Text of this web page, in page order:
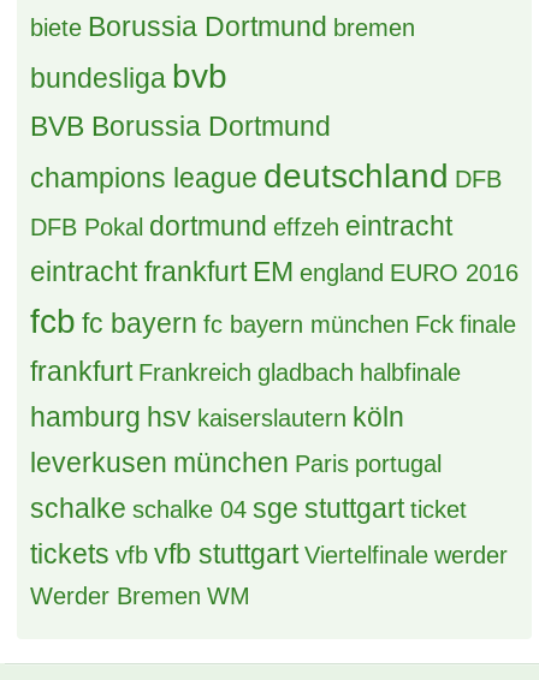
biete Borussia Dortmund bremen
bundesliga bvb
BVB Borussia Dortmund
champions league deutschland DFB
DFB Pokal dortmund effzeh eintracht
eintracht frankfurt EM england EURO 2016
fcb fc bayern fc bayern münchen Fck finale
frankfurt Frankreich gladbach halbfinale
hamburg hsv kaiserslautern köln
leverkusen münchen Paris portugal
schalke schalke 04 sge stuttgart ticket
tickets vfb vfb stuttgart Viertelfinale werder
Werder Bremen WM